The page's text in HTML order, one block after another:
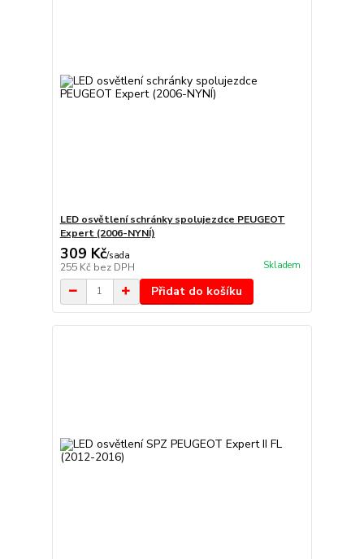
LED osvětlení schránky spolujezdce PEUGEOT
Expert (2006-NYNÍ)
309 Kč/sada
255 Kč bez DPH Skladem
Přidat do košíku